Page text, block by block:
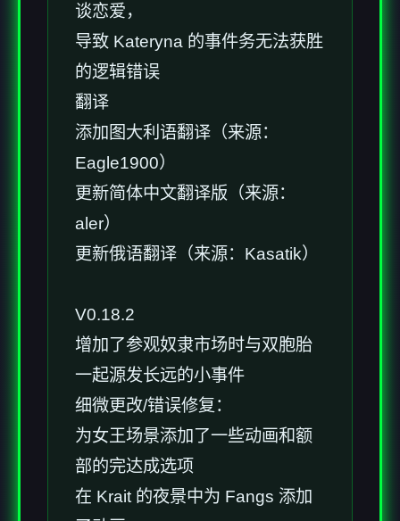
谈恋爱，
导致 Kateryna 的事件务无法获胜
的逻辑错误
翻译
添加图大利语翻译（来源：
Eagle1900）
更新简体中文翻译版（来源：
aler）
更新俄语翻译（来源：Kasatik）
V0.18.2
增加了参观奴隶市场时与双胞胎
一起源发长远的小事件
细微更改/错误修复：
为女王场景添加了一些动画和额
部的完达成选项
在 Krait 的夜景中为 Fangs 添加